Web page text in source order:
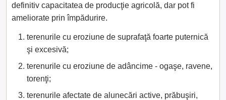
definitiv capacitatea de producţie agricolă, dar pot fi
ameliorate prin împădurire.
terenurile cu eroziune de suprafaţă foarte puternică
şi excesivă;
terenurile cu eroziune de adâncime - ogaşe, ravene,
torenţi;
terenurile afectate de alunecări active, prăbuşiri,